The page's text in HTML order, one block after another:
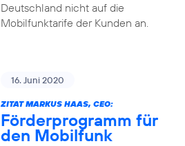
Deutschland nicht auf die
Mobilfunktarife der Kunden an.
16. Juni 2020
ZITAT MARKUS HAAS, CEO:
Förderprogramm für
den Mobilfunk